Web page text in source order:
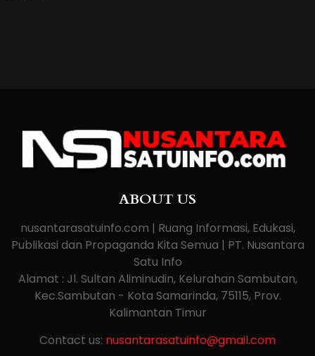
ABOUT US
nusantarasatuinfo.com | Ruang Informasi, Edukasi,
Publikasi dan Propaganda Kita Semua | PT. Nusantara
Satu Info
Alamat : Jl. Sultan Aliminudin, Kelurahan Sambutan,
Kec.Sambutan - Kota Samarinda, 75115, Prov.
Kalimantan Timur
Contact us: nusantarasatuinfo@gmail.com